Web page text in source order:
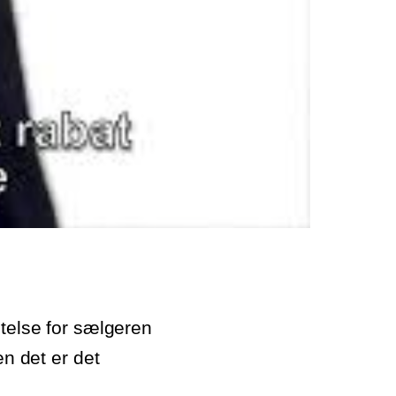
for sælgeren
det er det